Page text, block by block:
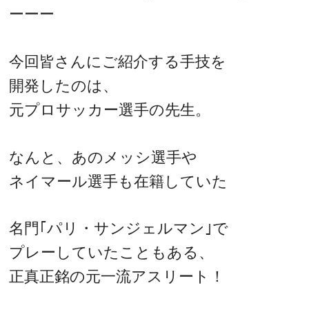
ーーー
今回皆さんにご紹介する手技を
開発したのは、
元プロサッカー選手の先生。
なんと、あのメッシ選手や
ネイマール選手も在籍していた
名門｢パリ・サンジェルマン｣で
プレーしていたこともある、
正真正銘の元一流アスリート！